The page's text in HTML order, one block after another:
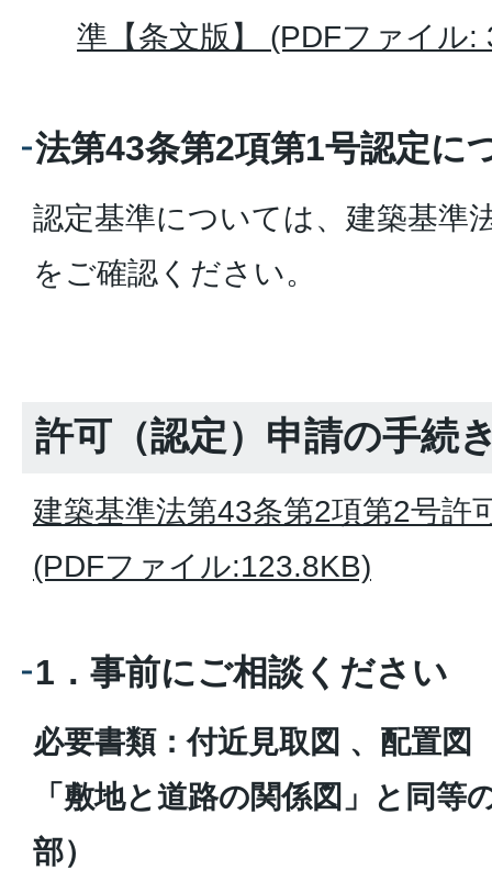
準【条文版】 (PDFファイル:
法第43条第2項第1号認定に
認定基準については、建築基準
をご確認ください。
許可（認定）申請の手続
建築基準法第43条第2項第2号許
(PDFファイル:123.8KB)
1．事前にご相談ください
必要書類：付近見取図 、配置図
「敷地と道路の関係図」と同等
部）